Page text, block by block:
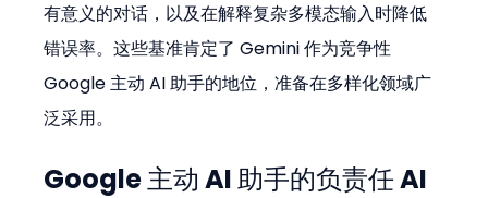
有意义的对话，以及在解释复杂多模态输入时降低
错误率。这些基准肯定了 Gemini 作为竞争性
Google 主动 AI 助手的地位，准备在多样化领域广
泛采用。
Google 主动 AI 助手的负责任 AI